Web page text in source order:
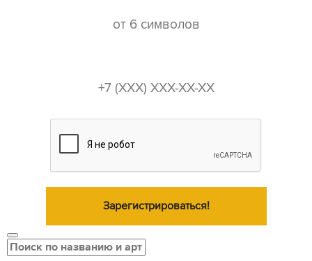
Зарегистрироваться!